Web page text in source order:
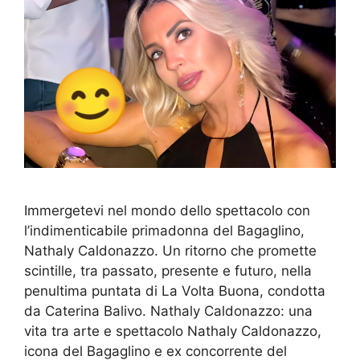
Immergetevi nel mondo dello spettacolo con
l’indimenticabile primadonna del Bagaglino,
Nathaly Caldonazzo. Un ritorno che promette
scintille, tra passato, presente e futuro, nella
penultima puntata di La Volta Buona, condotta
da Caterina Balivo. Nathaly Caldonazzo: una
vita tra arte e spettacolo Nathaly Caldonazzo,
icona del Bagaglino e ex concorrente del